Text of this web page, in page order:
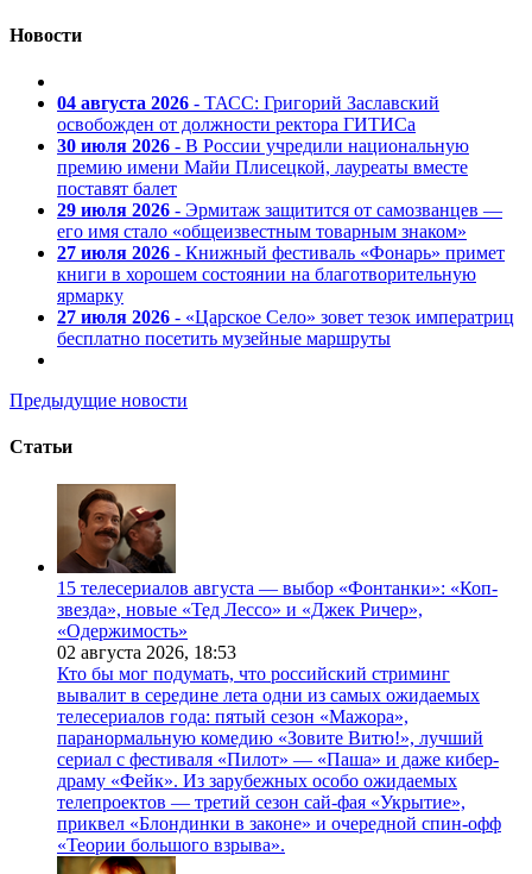
Новости
04 августа 2026 - ТАСС: Григорий Заславский
освобожден от должности ректора ГИТИСа
30 июля 2026 - В России учредили национальную
премию имени Майи Плисецкой, лауреаты вместе
поставят балет
29 июля 2026 - Эрмитаж защитится от самозванцев —
его имя стало «общеизвестным товарным знаком»
27 июля 2026 - Книжный фестиваль «Фонарь» примет
книги в хорошем состоянии на благотворительную
ярмарку
27 июля 2026 - «Царское Село» зовет тезок императриц
бесплатно посетить музейные маршруты
Предыдущие новости
Статьи
15 телесериалов августа — выбор «Фонтанки»: «Коп-
звезда», новые «Тед Лессо» и «Джек Ричер»,
«Одержимость»
02 августа 2026, 18:53
Кто бы мог подумать, что российский стриминг
вывалит в середине лета одни из самых ожидаемых
телесериалов года: пятый сезон «Мажора»,
паранормальную комедию «Зовите Витю!», лучший
сериал с фестиваля «Пилот» — «Паша» и даже кибер-
драму «Фейк». Из зарубежных особо ожидаемых
телепроектов — третий сезон сай-фая «Укрытие»,
приквел «Блондинки в законе» и очередной спин-офф
«Теории большого взрыва».